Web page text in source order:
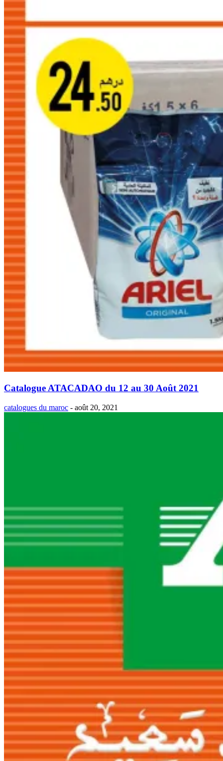
Catalogue ATACADAO du 12 au 30 Août 2021
catalogues du maroc - août 20, 2021